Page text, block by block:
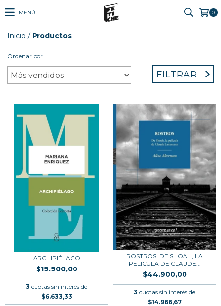
MENÚ 0
Inicio / Productos
Ordenar por
FILTRAR
ARCHIPIÉLAGO
$19.900,00
3 cuotas sin interés de
$6.633,33
ROSTROS. DE SHOAH, LA
PELICULA DE CLAUDE...
$44.900,00
3 cuotas sin interés de
$14.966,67